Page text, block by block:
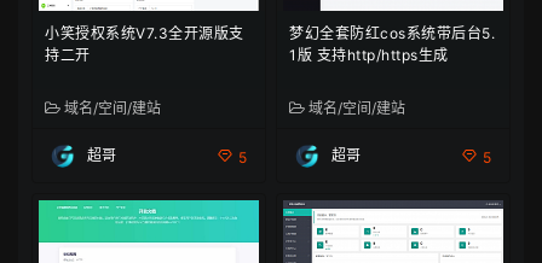
小笑授权系统V7.3全开源版支
持二开
域名/空间/建站
超哥 5
梦幻全套防红cos系统带后台5.
1版 支持http/https生成
域名/空间/建站
超哥 5